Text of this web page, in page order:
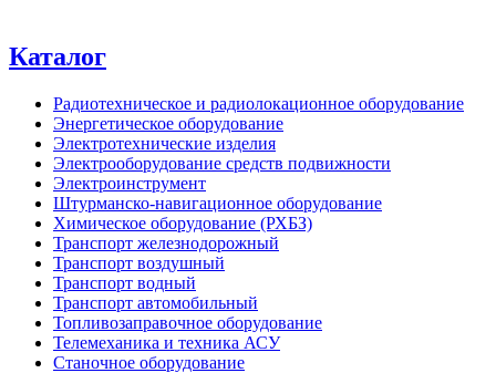
Каталог
Радиотехническое и радиолокационное оборудование
Энергетическое оборудование
Электротехнические изделия
Электрооборудование средств подвижности
Электроинструмент
Штурманско-навигационное оборудование
Химическое оборудование (РХБЗ)
Транспорт железнодорожный
Транспорт воздушный
Транспорт водный
Транспорт автомобильный
Топливозаправочное оборудование
Телемеханика и техника АСУ
Станочное оборудование